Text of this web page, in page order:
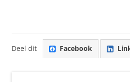
Deel dit Facebook